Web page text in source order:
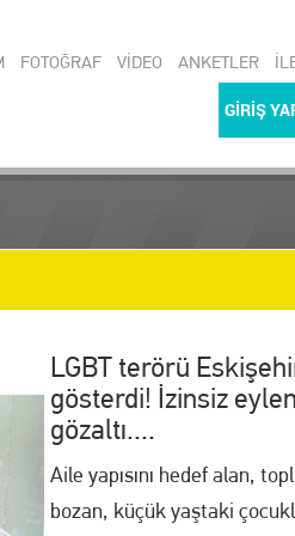
FOTOĞRAF VİDEO ANKETLER
GİRİŞ
HAREKETLİ G
LGBT terörü
gösterdi! İzinsiz
gözaltı....
Aile yapısını hedef alan,
bozan, küçük yaştaki